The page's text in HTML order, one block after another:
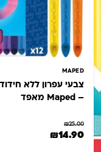
MAPED
– Maped מאפד
₪25.00
המחיר המקורי היה: ₪25.00.
₪14.90